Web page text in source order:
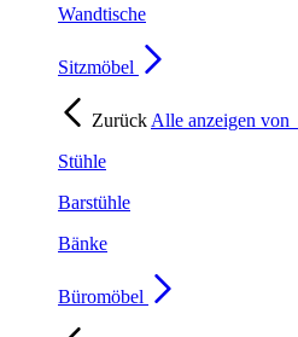
Wandtische
Sitzmöbel
Zurück Alle anzeigen von
Stühle
Barstühle
Bänke
Büromöbel